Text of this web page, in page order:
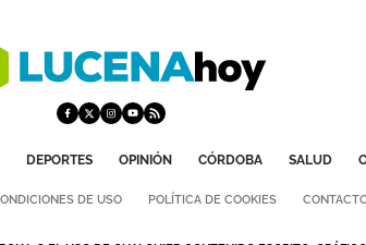
DEPORTES OPINIÓN CÓRDOBA SALUD
DE USO POLÍTICA DE COOKIES